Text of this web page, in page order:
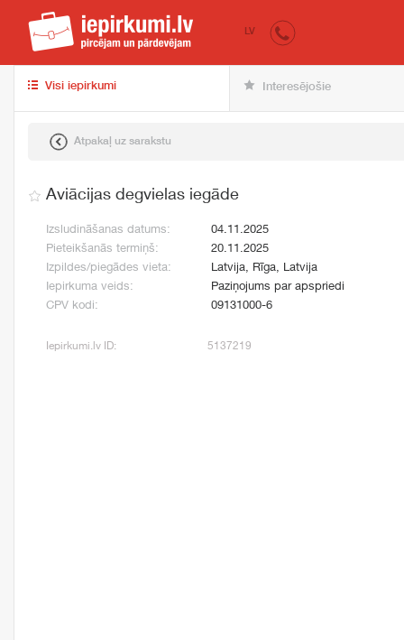
iepirkumi.lv
LV
Visi iepirkumi Interesējošie
Atpakaļ uz sarakstu
Aviācijas degvielas iegāde
Izsludināšanas datums:
04.11.2025
Pieteikšanās termiņš:
20.11.2025
Izpildes/piegādes vieta:
Latvija, Rīga, Latvija
Iepirkuma veids:
Paziņojums par apspriedi
CPV kodi:
09131000-6
Iepirkumi.lv ID: 5137219